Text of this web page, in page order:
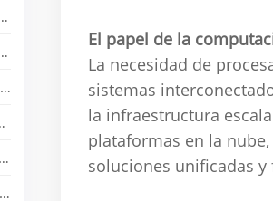
El papel de la
La necesidad de
sistemas
la infraestructura
plataformas en la
soluciones unificadas